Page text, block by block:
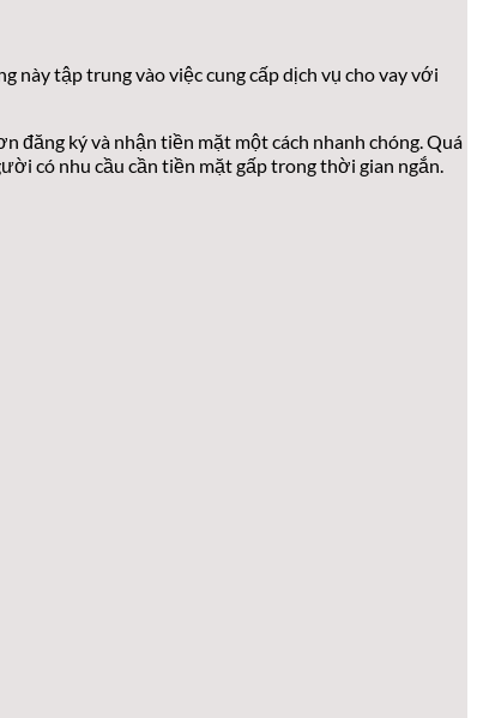
này tập trung vào việc cung cấp dịch vụ cho vay với
đăng ký và nhận tiền mặt một cách nhanh chóng. Quá
có nhu cầu cần tiền mặt gấp trong thời gian ngắn.